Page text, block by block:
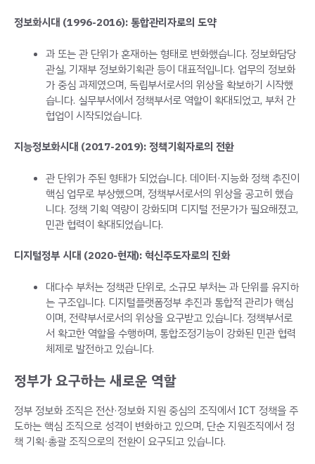
정보화시대 (1996-2016): 통합관리자로의 도약
과 또는 관 단위가 혼재하는 형태로 변화했습니다. 정보화담당
관실, 기재부 정보화기획관 등이 대표적입니다. 업무의 정보화
가 중심 과제였으며, 독립부서로서의 위상을 확보하기 시작했
습니다. 실무부서에서 정책부서로 역할이 확대되었고, 부처 간
협업이 시작되었습니다.
지능정보화시대 (2017-2019): 정책기획자로의 전환
관 단위가 주된 형태가 되었습니다. 데이터·지능화 정책 추진이
핵심 업무로 부상했으며, 정책부서로서의 위상을 공고히 했습
니다. 정책 기획 역량이 강화되며 디지털 전문가가 필요해졌고,
민관 협력이 확대되었습니다.
디지털정부 시대 (2020-현재): 혁신주도자로의 진화
대다수 부처는 정책관 단위로, 소규모 부처는 과 단위를 유지하
는 구조입니다. 디지털플랫폼정부 추진과 통합적 관리가 핵심
이며, 전략부서로서의 위상을 요구받고 있습니다. 정책부서로
서 확고한 역할을 수행하며, 통합조정기능이 강화된 민관 협력
체제로 발전하고 있습니다.
정부가 요구하는 새로운 역할
정부 정보화 조직은 전산·정보화 지원 중심의 조직에서 ICT 정책을 주
도하는 핵심 조직으로 성격이 변화하고 있으며, 단순 지원조직에서 정
책 기획·총괄 조직으로의 전환이 요구되고 있습니다.